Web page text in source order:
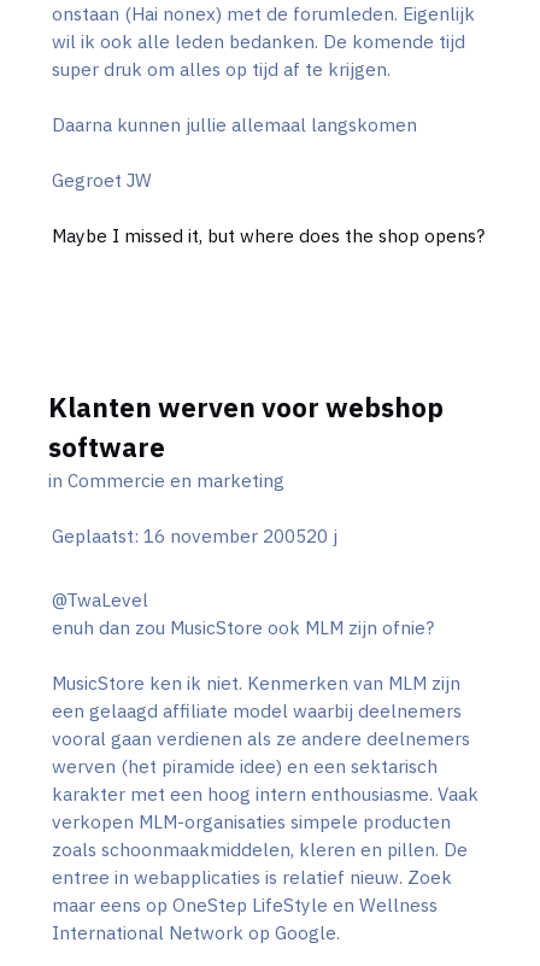
onstaan (Hai nonex) met de forumleden. Eigenlijk
wil ik ook alle leden bedanken. De komende tijd
super druk om alles op tijd af te krijgen.
Daarna kunnen jullie allemaal langskomen
Gegroet JW
Maybe I missed it, but where does the shop opens?
Klanten werven voor webshop
software
in Commercie en marketing
Geplaatst: 16 november 200520 j
@TwaLevel
enuh dan zou MusicStore ook MLM zijn ofnie?
MusicStore ken ik niet. Kenmerken van MLM zijn
een gelaagd affiliate model waarbij deelnemers
vooral gaan verdienen als ze andere deelnemers
werven (het piramide idee) en een sektarisch
karakter met een hoog intern enthousiasme. Vaak
verkopen MLM-organisaties simpele producten
zoals schoonmaakmiddelen, kleren en pillen. De
entree in webapplicaties is relatief nieuw. Zoek
maar eens op OneStep LifeStyle en Wellness
International Network op Google.